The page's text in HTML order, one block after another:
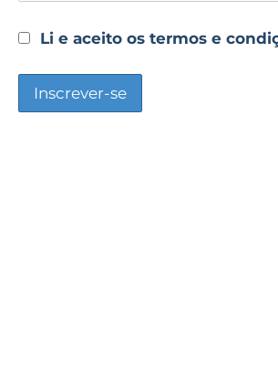
Li e aceito os termos e